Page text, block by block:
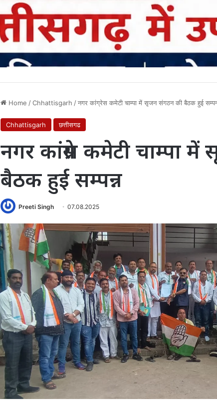
Home /Chhattisgarh /नगर कांग्रेस कमेटी चाम्पा में सृजन संगठन की बैठक हुई
Chhattisgarh छत्तीसगढ
नगर कांग्रेस कमेटी चाम्पा
बैठक हुई सम्पन्न
Preeti Singh 07.08.2025